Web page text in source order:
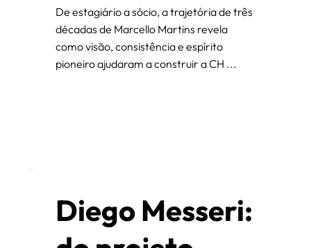
De estagiário a sócio, a trajetória de três
décadas de Marcello Martins revela
como visão, consistência e espírito
pioneiro ajudaram a construir a CH ...
Diego Messeri: